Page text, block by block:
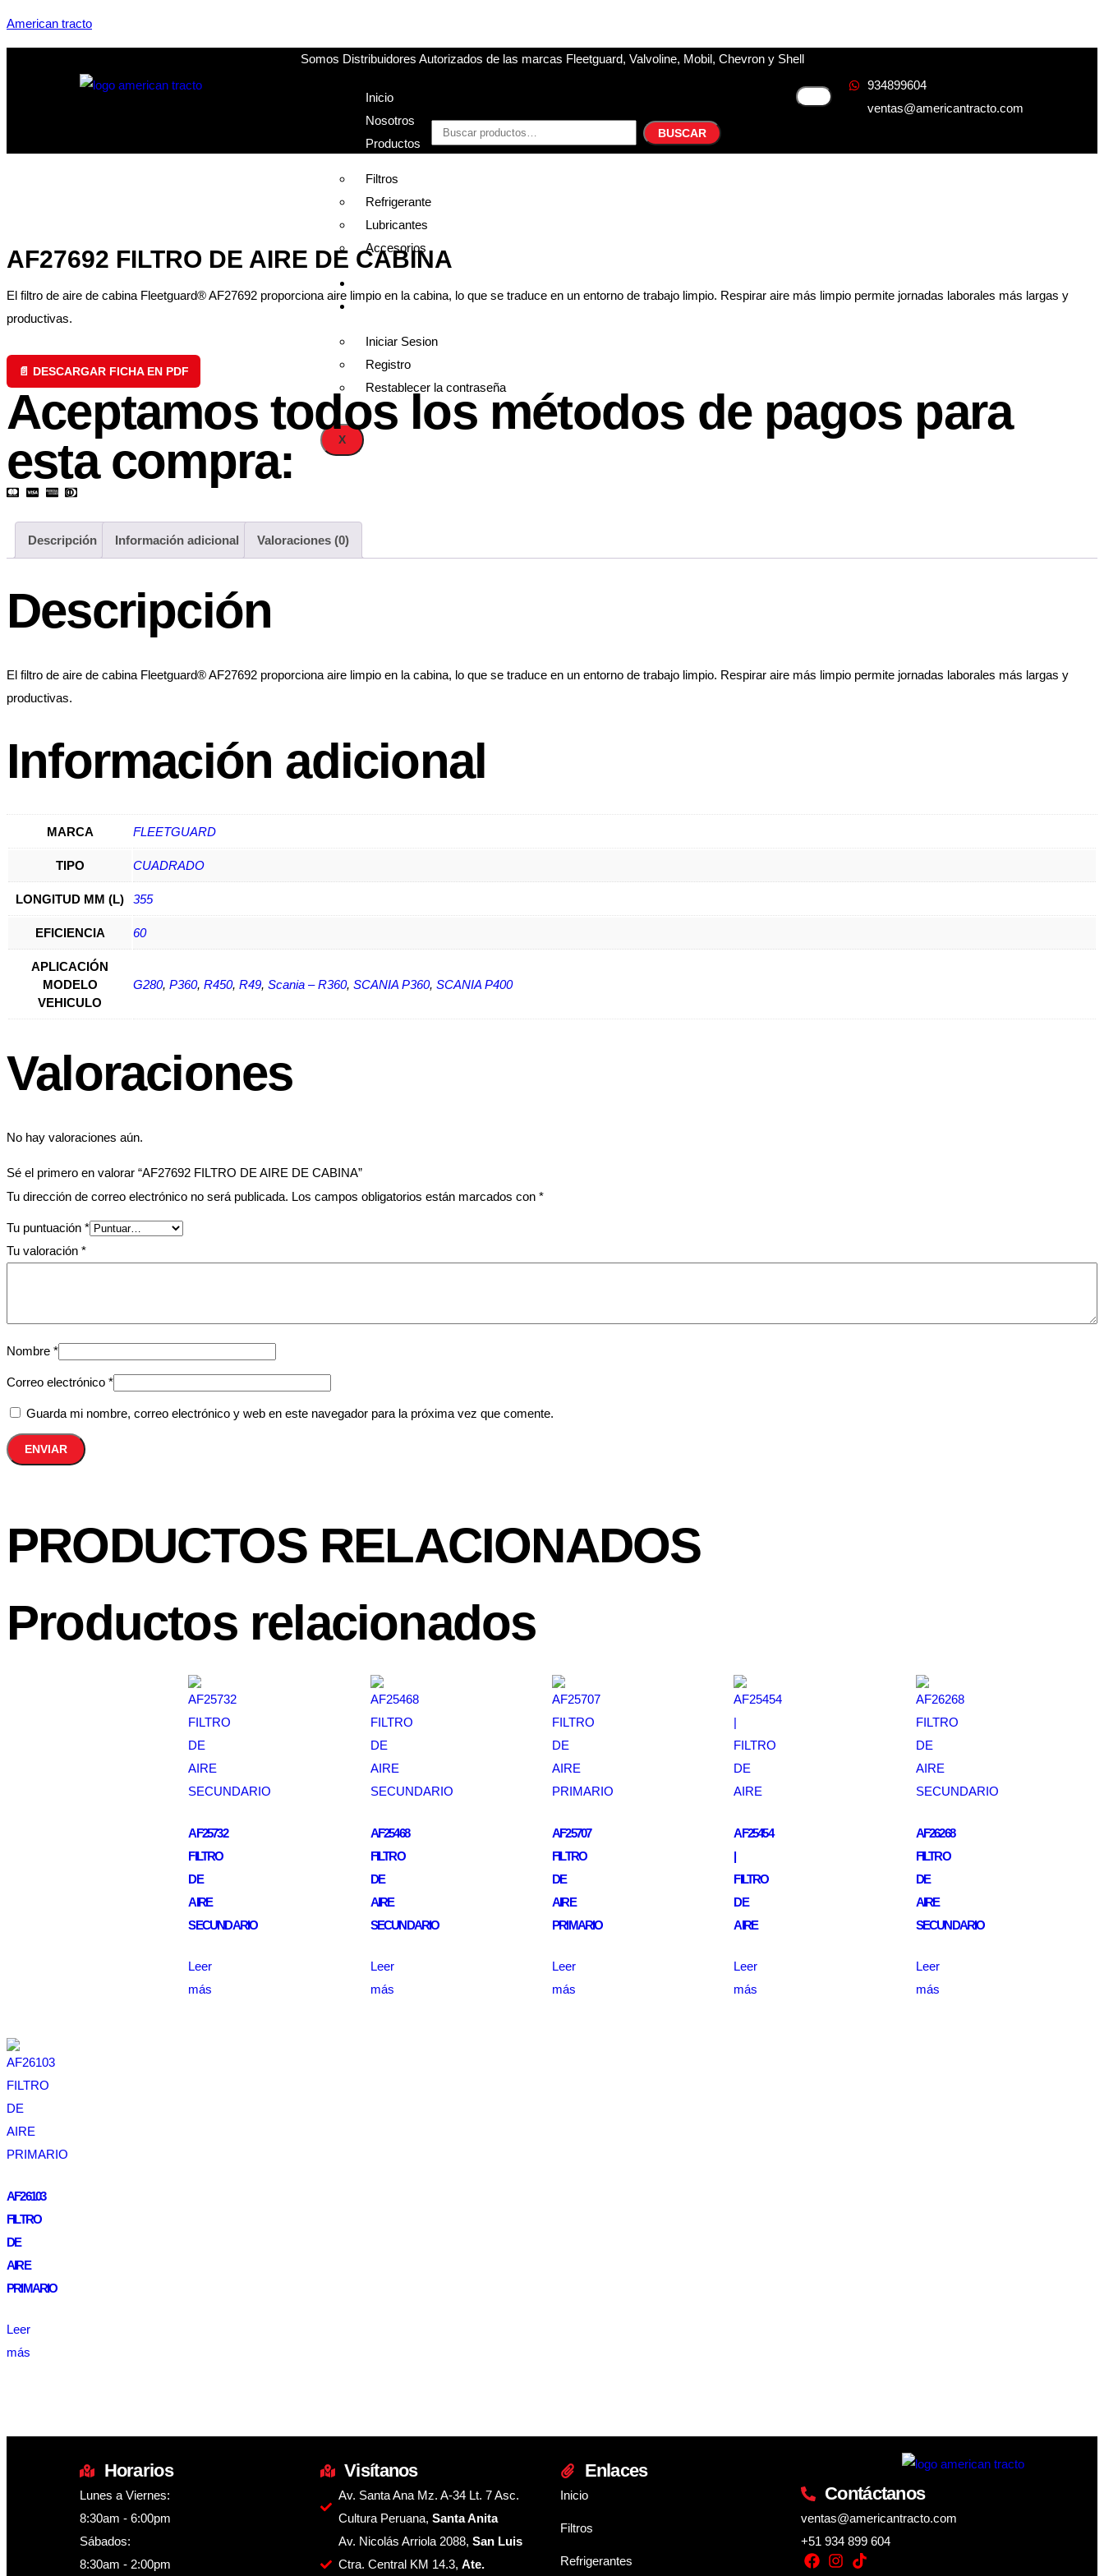
American tracto
Somos Distribuidores Autorizados de las marcas Fleetguard, Valvoline, Mobil, Chevron y Shell
Inicio
Nosotros
Productos
Filtros
Refrigerante
Lubricantes
Accesorios
Acceder
Iniciar Sesion
Registro
Restablecer la contraseña
X
BUSCAR
934899604
ventas@americantracto.com
AF27692 FILTRO DE AIRE DE CABINA
El filtro de aire de cabina Fleetguard® AF27692 proporciona aire limpio en la cabina, lo que se traduce en un entorno de trabajo limpio. Respirar aire más limpio permite jornadas laborales más largas y
productivas.
📄 DESCARGAR FICHA EN PDF
Aceptamos todos los métodos de pagos para
esta compra:
Descripción Información adicional Valoraciones (0)
Descripción
El filtro de aire de cabina Fleetguard® AF27692 proporciona aire limpio en la cabina, lo que se traduce en un entorno de trabajo limpio. Respirar aire más limpio permite jornadas laborales más largas y
productivas.
Información adicional
MARCA FLEETGUARD
TIPO CUADRADO
LONGITUD MM (L) 355
EFICIENCIA 60
APLICACIÓN
MODELO
VEHICULO
G280, P360, R450, R49, Scania – R360, SCANIA P360, SCANIA P400
Valoraciones
No hay valoraciones aún.
Sé el primero en valorar “AF27692 FILTRO DE AIRE DE CABINA”
Tu dirección de correo electrónico no será publicada. Los campos obligatorios están marcados con *
Tu puntuación *
Tu valoración *
Nombre *
Correo electrónico *
Guarda mi nombre, correo electrónico y web en este navegador para la próxima vez que comente.
PRODUCTOS RELACIONADOS
Productos relacionados
AF25732
FILTRO
DE
AIRE
SECUNDARIO
Leer
más
AF25468
FILTRO
DE
AIRE
SECUNDARIO
Leer
más
AF25707
FILTRO
DE
AIRE
PRIMARIO
Leer
más
AF25454
|
FILTRO
DE
AIRE
Leer
más
AF26268
FILTRO
DE
AIRE
SECUNDARIO
Leer
más
AF26103
FILTRO
DE
AIRE
PRIMARIO
Leer
más
Horarios
Lunes a Viernes:
8:30am - 6:00pm
Sábados:
8:30am - 2:00pm
Visítanos
Av. Santa Ana Mz. A-34 Lt. 7 Asc.
Cultura Peruana, Santa Anita
Av. Nicolás Arriola 2088, San Luis
Ctra. Central KM 14.3, Ate.
Enlaces
Inicio
Filtros
Refrigerantes
Contáctanos
ventas@americantracto.com
+51 934 899 604